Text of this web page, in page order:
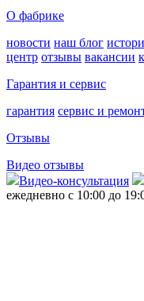
О фабрике
новости наш блог
центр отзывы вакансии
Гарантия и сервис
гарантия сервис и
Отзывы
Видео отзывы
Видео-консультация
ежедневно с 10:00 до